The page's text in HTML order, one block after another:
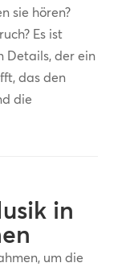
sie hören?
Es ist
Details, der ein
das den
die
in
um die